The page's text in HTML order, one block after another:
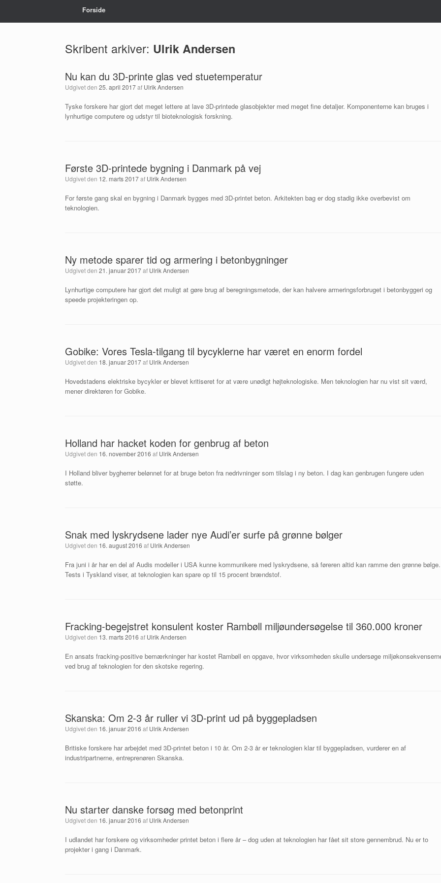
Forside
Skribent arkiver: Ulrik Andersen
Nu kan du 3D-printe glas ved stuetemperatur
Udgivet den 25. april 2017af Ulrik Andersen
Tyske forskere har gjort det meget lettere at lave 3D-printede glasobjekter med meget fine detaljer. Komponenterne kan bruges i
lynhurtige computere og udstyr til bioteknologisk forskning.
Første 3D-printede bygning i Danmark på vej
Udgivet den 12. marts 2017af Ulrik Andersen
For første gang skal en bygning i Danmark bygges med 3D-printet beton. Arkitekten bag er dog stadig ikke overbevist om
teknologien.
Ny metode sparer tid og armering i betonbygninger
Udgivet den 21. januar 2017af Ulrik Andersen
Lynhurtige computere har gjort det muligt at gøre brug af beregningsmetode, der kan halvere armeringsforbruget i betonbyggeri og
speede projekteringen op.
Gobike: Vores Tesla-tilgang til bycyklerne har været en enorm fordel
Udgivet den 18. januar 2017af Ulrik Andersen
Hovedstadens elektriske bycykler er blevet kritiseret for at være unødigt højteknologiske. Men teknologien har nu vist sit værd,
mener direktøren for Gobike.
Holland har hacket koden for genbrug af beton
Udgivet den 16. november 2016 af Ulrik Andersen
I Holland bliver bygherrer belønnet for at bruge beton fra nedrivninger som tilslag i ny beton. I dag kan genbrugen fungere uden
støtte.
Snak med lyskrydsene lader nye Audi’er surfe på grønne bølger
Udgivet den 16. august 2016 af Ulrik Andersen
Fra juni i år har en del af Audis modeller i USA kunne kommunikere med lyskrydsene, så føreren altid kan ramme den grønne bølge.
Tests i Tyskland viser, at teknologien kan spare op til 15 procent brændstof.
Fracking-begejstret konsulent koster Rambøll miljøundersøgelse til 360.000 kroner
Udgivet den 13. marts 2016 af Ulrik Andersen
En ansats fracking-positive bemærkninger har kostet Rambøll en opgave, hvor virksomheden skulle undersøge
ved brug af teknologien for den skotske regering.
Skanska: Om 2-3 år ruller vi 3D-print ud på byggepladsen
Udgivet den 16. januar 2016 af Ulrik Andersen
Britiske forskere har arbejdet med 3D-printet beton i 10 år. Om 2-3 år er teknologien klar til byggepladsen, vurderer en af
industripartnerne, entreprenøren Skanska.
Nu starter danske forsøg med betonprint
Udgivet den 16. januar 2016 af Ulrik Andersen
I udlandet har forskere og virksomheder printet beton i flere år – dog uden at teknologien har fået sit store gennembrud. Nu er to
projekter i gang i Danmark.